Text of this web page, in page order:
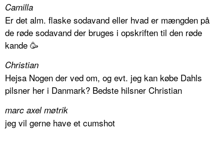
Camilla
Er det alm. flaske sodavand eller hvad er mængden på
de røde sodavand der bruges i opskriften til den røde
kande 🥳
Christian
Hejsa Nogen der ved om, og evt. jeg kan købe Dahls
pilsner her i Danmark? Bedste hilsner Christian
marc axel møtrik
jeg vil gerne have et cumshot